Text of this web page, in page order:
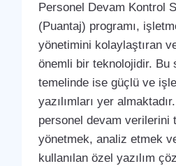
Personel Devam Kontrol
(Puantaj) programı,
yönetimini kolaylaştıran
önemli bir teknolojidir. Bu
temelinde ise güçlü ve
yazılımları yer
personel devam verilerini
yönetmek, analiz etmek
kullanılan özel yazılım